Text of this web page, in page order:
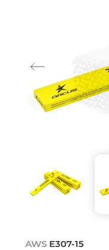
AWS E307-15